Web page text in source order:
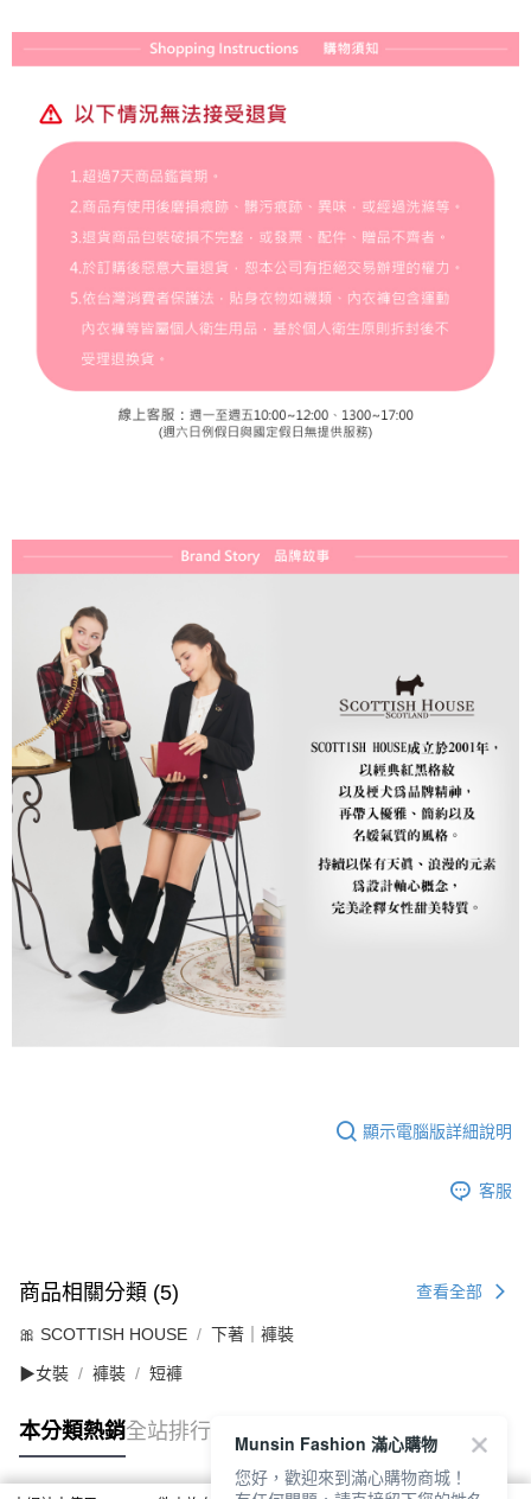
顯示電腦版詳細說明
客服
商品相關分類 (5) 查看全部
🎀 SCOTTISH HOUSE 下著｜褲裝
▶女裝 褲裝 短褲
本分類熱銷全站排行
Munsin Fashion 滿心購物
您好，歡迎來到滿心購物商城！